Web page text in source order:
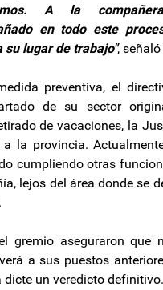
A la
en todo este
su lugar de trabajo",
preventiva, el
de su sector
de vacaciones, la
a la provincia.
cumpliendo otras
lejos del área donde se
gremio aseguraron que
a sus puestos
un veredicto definitivo.